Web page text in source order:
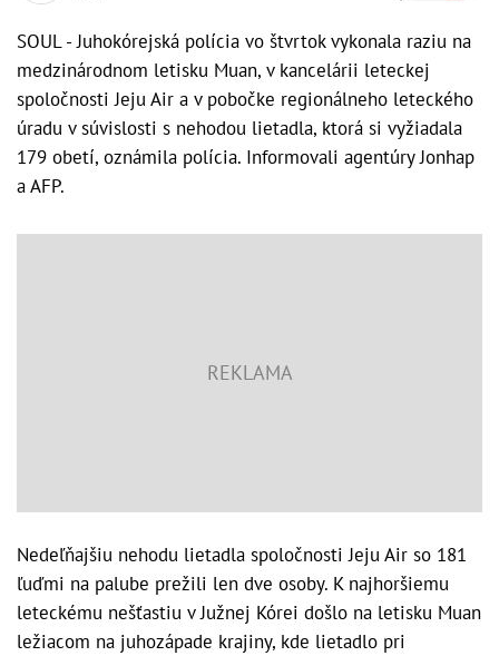
SOUL - Juhokórejská polícia vo štvrtok vykonala raziu na
medzinárodnom letisku Muan, v kancelárii leteckej
spoločnosti Jeju Air a v pobočke regionálneho leteckého
úradu v súvislosti s nehodou lietadla, ktorá si vyžiadala
179 obetí, oznámila polícia. Informovali agentúry Jonhap
a AFP.
Nedeľňajšiu nehodu lietadla spoločnosti Jeju Air so 181
ľuďmi na palube prežili len dve osoby. K najhoršiemu
leteckému nešťastiu v Južnej Kórei došlo na letisku Muan
ležiacom na juhozápade krajiny, kde lietadlo pri